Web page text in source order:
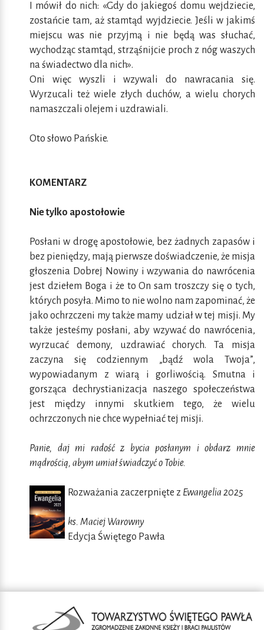
I mówił do nich: «Gdy do jakiegoś domu wejdziecie,
zostańcie tam, aż stamtąd wyjdziecie. Jeśli w jakimś
miejscu was nie przyjmą i nie będą was słuchać,
wychodząc stamtąd, strząśnijcie proch z nóg waszych
na świadectwo dla nich».
Oni więc wyszli i wzywali do nawracania się.
Wyrzucali też wiele złych duchów, a wielu chorych
namaszczali olejem i uzdrawiali.
Oto słowo Pańskie.
KOMENTARZ
Nie tylko apostołowie
Posłani w drogę apostołowie, bez żadnych zapasów i
bez pieniędzy, mają pierwsze doświadczenie, że misja
głoszenia Dobrej Nowiny i wzywania do nawrócenia
jest dziełem Boga i że to On sam troszczy się o tych,
których posyła. Mimo to nie wolno nam zapominać, że
jako ochrzczeni my także mamy udział w tej misji. My
także jesteśmy posłani, aby wzywać do nawrócenia,
wyrzucać demony, uzdrawiać chorych. Ta misja
zaczyna się codziennym „bądź wola Twoja”,
wypowiadanym z wiarą i gorliwością. Smutna i
gorsząca dechrystianizacja naszego społeczeństwa
jest między innymi skutkiem tego, że wielu
ochrzczonych nie chce wypełniać tej misji.
Panie, daj mi radość z bycia posłanym i obdarz mnie
mądrością, abym umiał świadczyć o Tobie.
Rozważania zaczerpnięte z Ewangelia 2025
ks. Maciej Warowny
Edycja Świętego Pawła